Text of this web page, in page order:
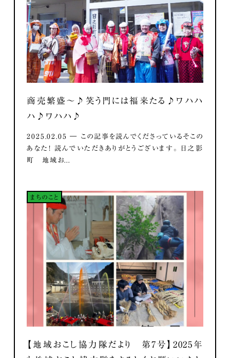
商売繁盛～♪笑う門には福来たる♪ワハハ
ハ♪ワハハ♪
2025.02.05 ― この記事を読んでくださっているそこの
あなた！ 読んでいただきありがとうございます。 日之影
町 地域お...
まちのこと
【地域おこし協力隊だより 第7号】2025年